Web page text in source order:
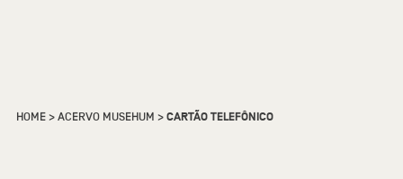
HOME>ACERVO MUSEHUM >CARTÃO TELEFÔNICO